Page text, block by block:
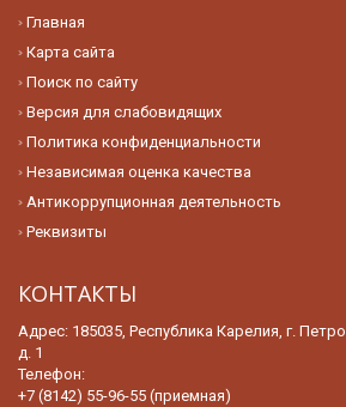
Главная
Карта сайта
Поиск по сайту
Версия для слабовидящих
Политика конфиденциальности
Независимая оценка качества
Антикоррупционная деятельность
Реквизиты
КОНТАКТЫ
Адрес: 185035, Республика Карелия, г.
д. 1
Телефон:
+7 (8142) 55-96-55 (приемная)